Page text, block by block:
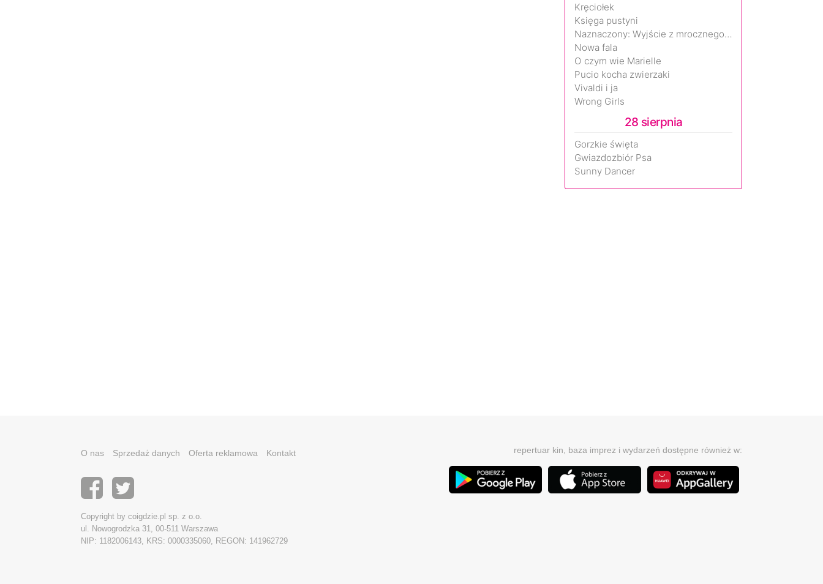
Kręciołek
Księga pustyni
Naznaczony: Wyjście z mrocznego wymiaru
Nowa fala
O czym wie Marielle
Pucio kocha zwierzaki
Vivaldi i ja
Wrong Girls
28 sierpnia
Gorzkie święta
Gwiazdozbiór Psa
Sunny Dancer
O nas Sprzedaż danych Oferta reklamowa Kontakt
Copyright by coigdzie.pl sp. z o.o.
ul. Nowogrodzka 31, 00-511 Warszawa
NIP: 1182006143, KRS: 0000335060, REGON: 141962729
repertuar kin, baza imprez i wydarzeń dostępne również w: